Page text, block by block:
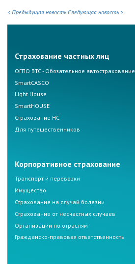
< Предыдущая новость Следующая новость >
Страхование частных лиц
ОГПО ВТС - Обязательное автострахование
SmartCASCO
Light House
SmartHOUSE
Страхование НС
Для путешественников
Корпоративное страхование
Транспорт и перевозки
Имущество
Страхование на случай болезни
Страхование от несчастных случаев
Организации по отраслям
Гражданско-правовая ответственность